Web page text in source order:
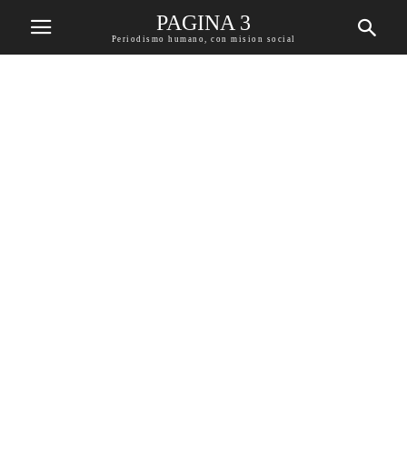
PAGINA 3
Periodismo humano, con mision social